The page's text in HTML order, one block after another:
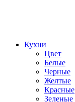
Кухни
Цвет
Белые
Черные
Желтые
Красные
Зеленые